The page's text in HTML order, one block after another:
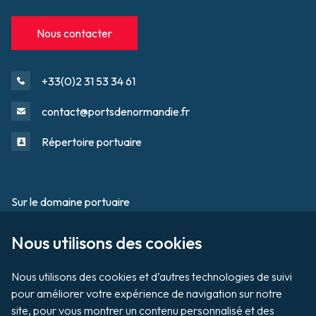
Nous utilisons des cookies
Nous utilisons des cookies et d’autres technologies de suivi
pour améliorer votre expérience de navigation sur notre
site, pour vous montrer un contenu personnalisé et des
Nous contacter
+33(0)2 31 53 34 61
contact@portsdenormandie.fr
Répertoire portuaire
Footer
Sur le domaine portuaire
Tournage / Prises de vues
Organiser un évènement